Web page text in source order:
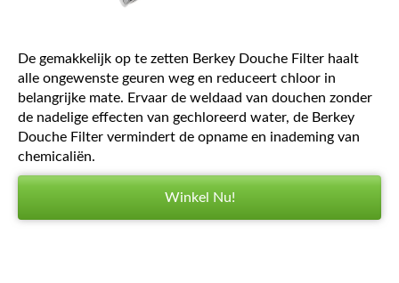
De gemakkelijk op te zetten Berkey Douche Filter haalt
alle ongewenste geuren weg en reduceert chloor in
belangrijke mate. Ervaar de weldaad van douchen zonder
de nadelige effecten van gechloreerd water, de Berkey
Douche Filter vermindert de opname en inademing van
chemicaliën.
Winkel Nu!